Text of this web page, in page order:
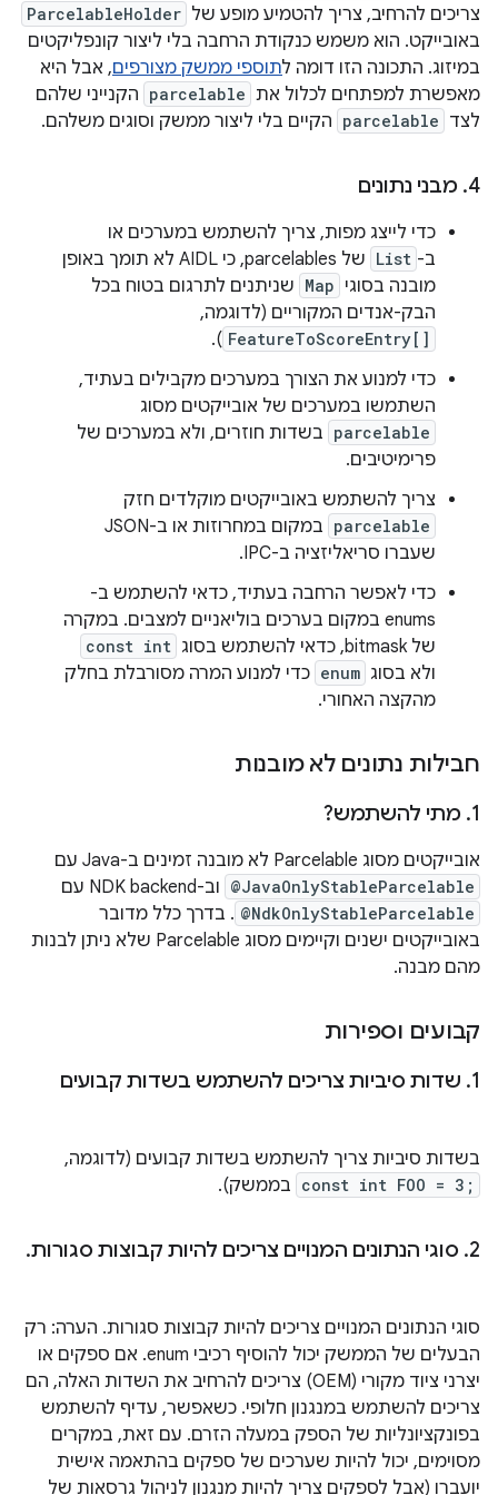
צריכים להרחיב, צריך להטמיע מופע של ParcelableHolder
באובייקט. הוא משמש כנקודת הרחבה בלי ליצור קונפליקטים
במיזוג. התכונה הזו דומה לתוספי ממשק מצורפים, אבל היא
מאפשרת למפתחים לכלול את parcelable הקנייני שלהם
לצד parcelable הקיים בלי ליצור ממשק וסוגים משלהם.
4
. מבני נתונים
כדי לייצג מפות, צריך להשתמש במערכים או
ב- List
של parcelables, כי AIDL לא תומך באופן
מובנה בסוגי Map שניתנים לתרגום בטוח בכל
הבק-אנדים המקוריים (לדוגמה,
FeatureToScoreEntry[]
).
כדי למנוע את הצורך במערכים מקבילים בעתיד,
השתמשו במערכים של אובייקטים מסוג
parcelable בשדות חוזרים, ולא במערכים של
פרימיטיבים.
צריך להשתמש באובייקטים מוקלדים חזק
parcelable
במקום במחרוזות או ב-JSON
שעברו סריאליזציה ב-IPC.
כדי לאפשר הרחבה בעתיד, כדאי להשתמש ב-
enums במקום בערכים בוליאניים למצבים. במקרה
של bitmask, כדאי להשתמש בסוג
const int
ולא בסוג enum כדי למנוע המרה מסורבלת בחלק
מהקצה האחורי.
חבילות נתונים לא מובנות
1
. מתי להשתמש?
אובייקטים מסוג Parcelable לא מובנה זמינים ב-Java עם
@JavaOnlyStableParcelable וב-NDK backend עם
@NdkOnlyStableParcelable . בדרך כלל מדובר
באובייקטים ישנים וקיימים מסוג Parcelable שלא ניתן לבנות
מהם מבנה.
קבועים וספירות
1
. שדות סיביות צריכים להשתמש בשדות קבועים
בשדות סיביות צריך להשתמש בשדות קבועים (לדוגמה,
const int FOO = 3; בממשק).
2
. סוגי הנתונים המנויים צריכים להיות קבוצות סגורות.
סוגי הנתונים המנויים צריכים להיות קבוצות סגורות. הערה: רק
הבעלים של הממשק יכול להוסיף רכיבי enum. אם ספקים או
יצרני ציוד מקורי (OEM) צריכים להרחיב את השדות האלה, הם
צריכים להשתמש במנגנון חלופי. כשאפשר, עדיף להשתמש
בפונקציונליות של הספק במעלה הזרם. עם זאת, במקרים
מסוימים, יכול להיות שערכים של ספקים בהתאמה אישית
יועברו (אבל לספקים צריך להיות מנגנון לניהול גרסאות של